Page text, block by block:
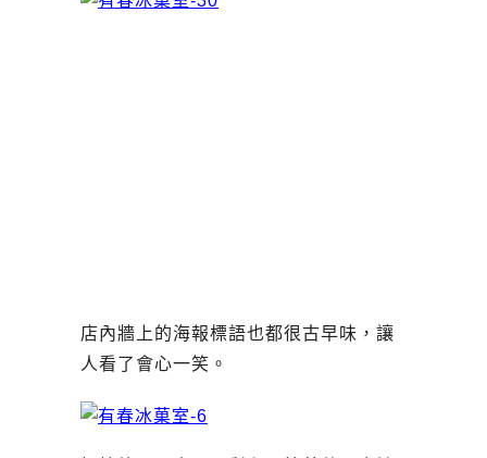
店內牆上的海報標語也都很古早味，讓
人看了會心一笑。